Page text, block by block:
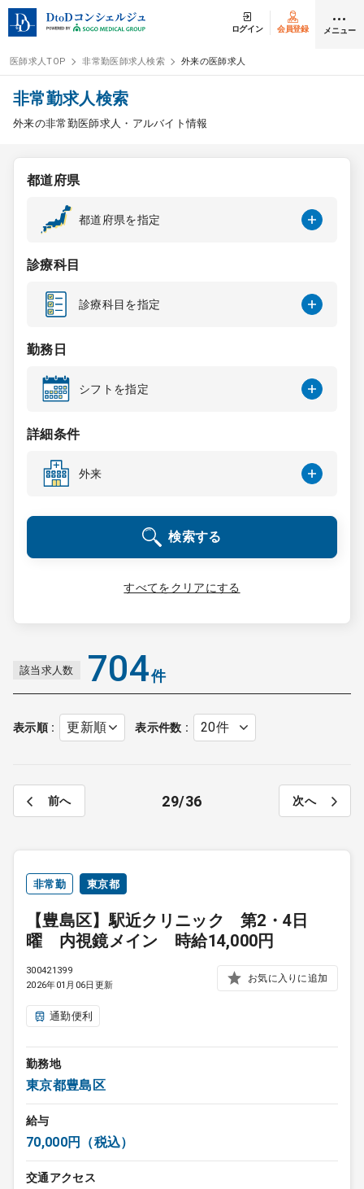
ログイン 会員登録 メニュー
ログイン
医師求人
常勤検索
スポット検索
DtoDの転職・
コンサルタント
成功事例
転職ノウハウ
9:00 ～ 18:00（平日）
0120-337-613
採用をお考えの医療機関の方
医師求人TOP 非常勤医師求人検索 外来の医師求人
非常勤求人検索
外来の非常勤医師求人・アルバイト情報
都道府県
都道府県を指定
診療科目
診療科目を指定
勤務日
シフトを指定
詳細条件
外来
検索する
すべてをクリアにする
該当求人数 704件
表示順 表示件数
前へ 29 36 次へ
非常勤 東京都
【豊島区】駅近クリニック 第2・4日
曜 内視鏡メイン 時給14,000円
300421399
2026年01月06日更新
お気に入りに追加
通勤便利
勤務地
東京都豊島区
給与
70,000円（税込）
交通アクセス